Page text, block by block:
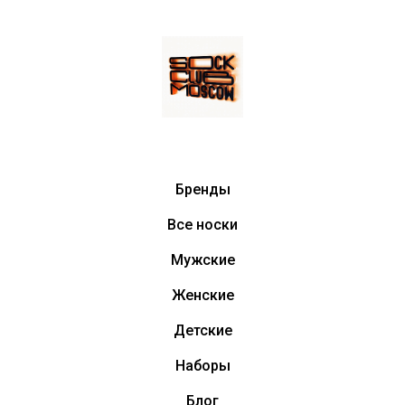
Бренды
Все носки
Мужские
Женские
Детские
Наборы
Блог